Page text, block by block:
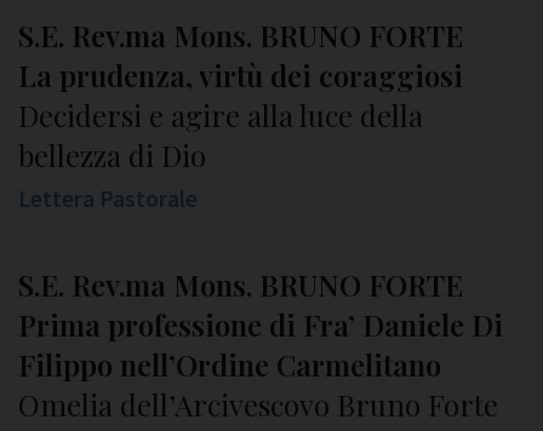
S.E. Rev.ma Mons. BRUNO FORTE
La prudenza, virtù dei coraggiosi
Decidersi e agire alla luce della
bellezza di Dio
Lettera Pastorale
S.E. Rev.ma Mons. BRUNO FORTE
Prima professione di Fra’ Daniele Di
Filippo nell’Ordine Carmelitano
Omelia dell’Arcivescovo Bruno Forte